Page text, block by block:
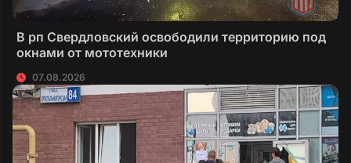
В рп Свердловский освободили территорию под
окнами от мототехники
07.08.2026